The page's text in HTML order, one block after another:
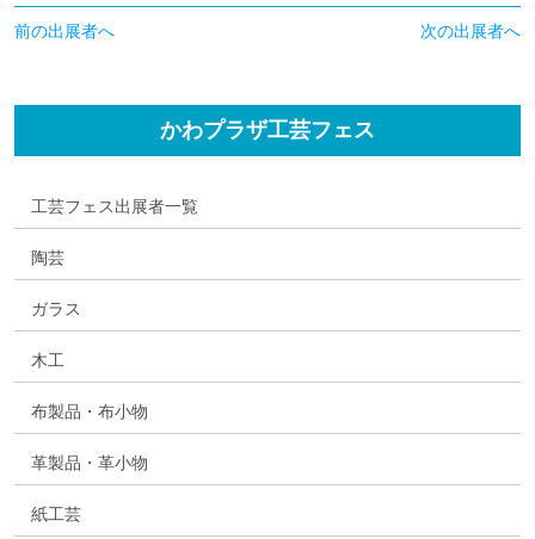
前の出展者へ 次の出展者へ
かわプラザ工芸フェス
工芸フェス出展者一覧
陶芸
ガラス
木工
布製品・布小物
革製品・革小物
紙工芸